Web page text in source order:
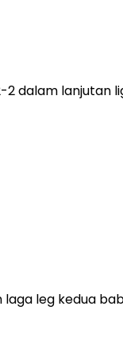
dalam lanjutan
leg kedua